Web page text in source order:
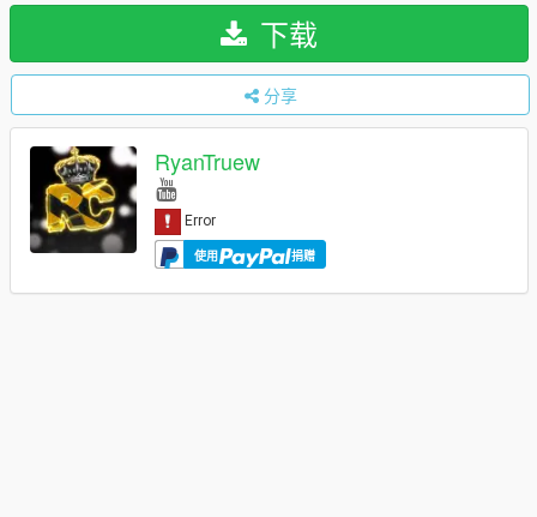
下载
分享
RyanTruew
使用 捐赠